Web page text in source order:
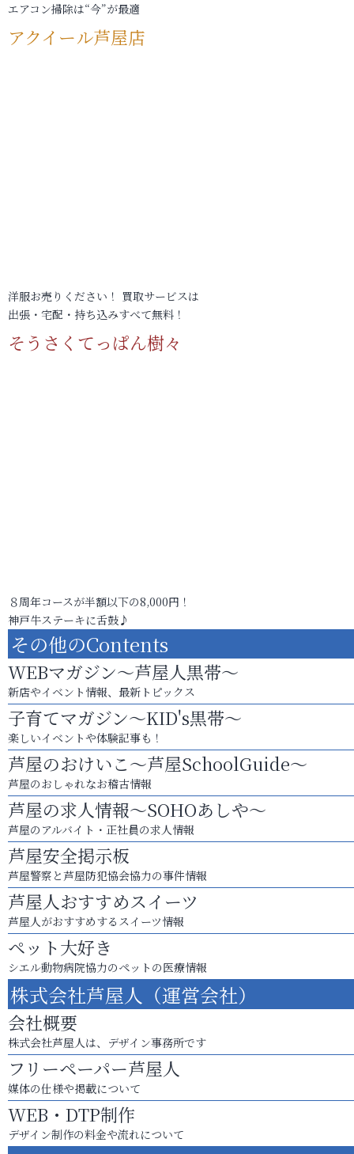
エアコン掃除は“今”が最適
アクイール芦屋店
洋服お売りください！ 買取サービスは
出張・宅配・持ち込みすべて無料！
そうさくてっぱん樹々
８周年コースが半額以下の8,000円！
神戸牛ステーキに舌鼓♪
その他のContents
WEBマガジン～芦屋人黒帯～
新店やイベント情報、最新トピックス
子育てマガジン～KID's黒帯～
楽しいイベントや体験記事も！
芦屋のおけいこ～芦屋SchoolGuide～
芦屋のおしゃれなお稽古情報
芦屋の求人情報～SOHOあしや～
芦屋のアルバイト・正社員の求人情報
芦屋安全掲示板
芦屋警察と芦屋防犯協会協力の事件情報
芦屋人おすすめスイーツ
芦屋人がおすすめするスイーツ情報
ペット大好き
シエル動物病院協力のペットの医療情報
株式会社芦屋人（運営会社）
会社概要
株式会社芦屋人は、デザイン事務所です
フリーペーパー芦屋人
媒体の仕様や掲載について
WEB・DTP制作
デザイン制作の料金や流れについて